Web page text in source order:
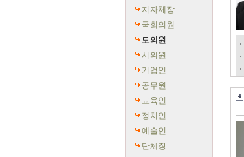
지자체장
국회의원
도의원
시의원
기업인
공무원
교육인
정치인
예술인
단체장